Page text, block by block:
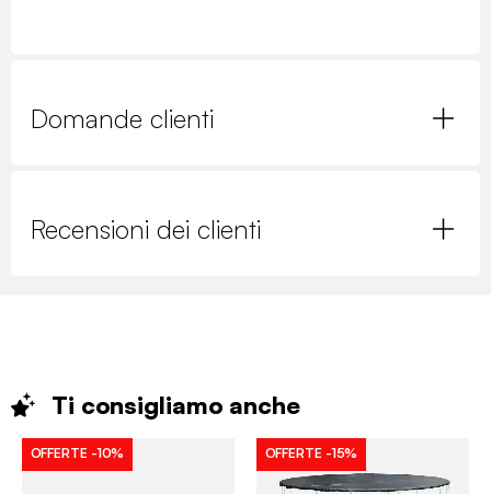
Domande clienti
Recensioni dei clienti
Ti consigliamo anche
OFFERTE -10% OFFERTE -15%